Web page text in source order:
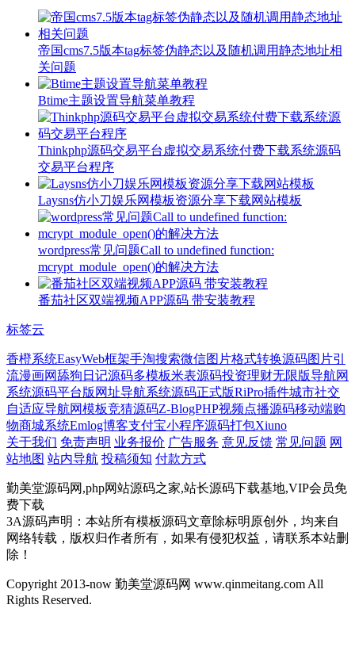
帝国cms7.5版本tag标签伪静态以及随机调用静态地址相
关问题
Btime主题设置导航菜单教程
Thinkphp源码交易平台虚拟交易系统付费下载系统源码
交易平台程序
Laysns仿小刀娱乐网模板资源分享下载网站模​板
wordpress常见问题Call to undefined function:
mcrypt_module_open()的解决方法
番茄社区双端视频APP源码 带安装教程
标签云
香橙系统EasyWeb框架手淘搜索微信图片格式转换源码图片引
流漫画网舔狗日记源码多模板米表源码投资理财无限版导航网
系统源码平台版 网址导航系统源码正式版RiPro插件城市社交
自适应导航网模板竞猜源码Z-BlogPHP视频点播源码移动端购
物商城系统Emlog博客支付宝小程序源码打包Xiuno
关于我们 免责声明 业务报价 广告服务 意见反馈 常见问题 网
站地图 站内导航 投稿须知 付款方式
勤美堂源码网,php网站源码之家,站长源码下载基地,VIP会员免
费下载
3A源码声明：本站所有模板源码文章除标明原创外，均来自
网络转载，版权归作者所有，如果有侵犯权益，请联系本站删
除！
Copyright 2013-now 勤美堂源码网 www.qinmeitang.com All
Rights Reserved.